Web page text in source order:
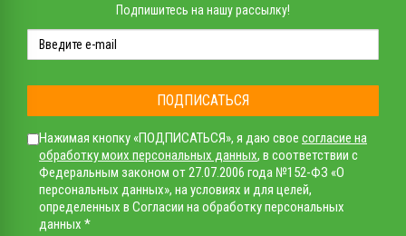
Подпишитесь на нашу рассылку!
ПОДПИСАТЬСЯ
Нажимая кнопку «ПОДПИСАТЬСЯ», я даю свое согласие на
обработку моих персональных данных, в соответствии с
Федеральным законом от 27.07.2006 года №152-ФЗ «О
персональных данных», на условиях и для целей,
определенных в Согласии на обработку персональных
данных *